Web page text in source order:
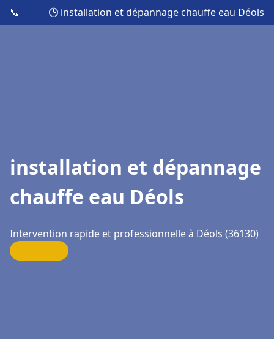
📞 🕒 installation et dépannage chauffe eau Déols
installation et dépannage
chauffe eau Déols
Intervention rapide et professionnelle à Déols (36130)